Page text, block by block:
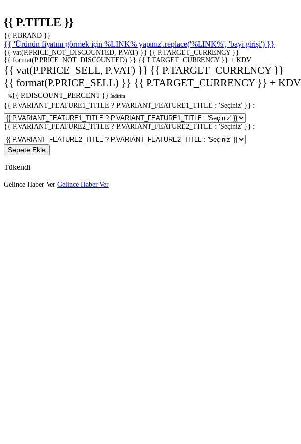
{{ P.TITLE }}
{{ P.BRAND }}
{{ 'Ürünün fiyatını görmek için %LINK% yapınız'.replace('%LINK%', 'bayi girişi') }}
{{ vat(P.PRICE_NOT_DISCOUNTED, P.VAT) }} {{ P.TARGET_CURRENCY }}
{{ format(P.PRICE_NOT_DISCOUNTED) }} {{ P.TARGET_CURRENCY }} + KDV
{{ vat(P.PRICE_SELL, P.VAT) }} {{ P.TARGET_CURRENCY }}
{{ format(P.PRICE_SELL) }} {{ P.TARGET_CURRENCY }} + KDV
%{{ P.DISCOUNT_PERCENT }} İndirim
{{ P.VARIANT_FEATURE1_TITLE ? P.VARIANT_FEATURE1_TITLE : 'Seçiniz' }} :
{{ P.VARIANT_FEATURE2_TITLE ? P.VARIANT_FEATURE2_TITLE : 'Seçiniz' }} :
Sepete Ekle
Tükendi
Gelince Haber Ver Gelince Haber Ver